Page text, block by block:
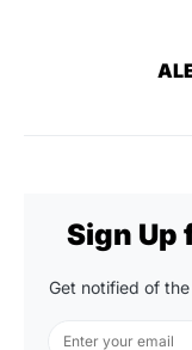
Sign Up
Get notified of